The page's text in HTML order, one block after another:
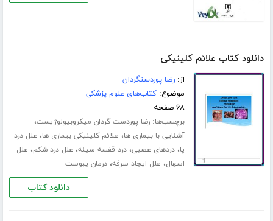
دانلود کتاب علائم کلینیکی
از:رضا پوردستگردان
موضوع:کتاب‌های علوم پزشکی
۶۸ صفحه
برچسب‌ها:رضا پوردست گردان میکروبیولوژیست،
آشنایی با بیماری ها، علائم کلینیکی بیماری ها، علل درد
پا،دردهای عصبی،درد قفسه سینه، علل درد شکم، علل
اسهال، علل ایجاد سرفه،درمان یبوست
دانلود کتاب